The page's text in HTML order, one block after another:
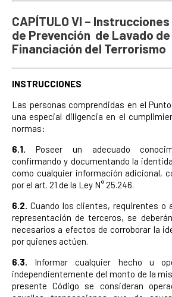
CAPÍTULO VI –
de Prevención de Lavado
Financiación del Terrorismo
INSTRUCCIONES
Las personas comprendidas en el
una especial diligencia en el
normas:
6.1. Poseer un adecuado
confirmando y documentando la
como cualquier información adicional,
por el art. 21 de la Ley N° 25.246.
6.2. Cuando los clientes, requirentes o
representación de terceros, se
necesarios a efectos de corroborar la
por quienes actúen.
6.3. Informar cualquier hecho u
independientemente del monto de la
presente Código se consideran